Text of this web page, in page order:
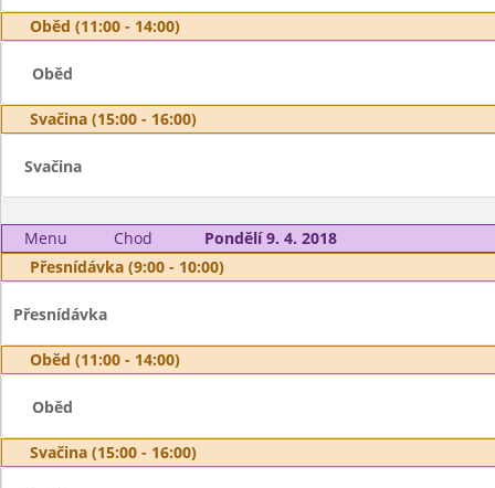
Oběd (11:00 - 14:00)
Oběd
Svačina (15:00 - 16:00)
Svačina
Menu Chod
Pondělí 9. 4. 2018
Přesnídávka (9:00 - 10:00)
Přesnídávka
Oběd (11:00 - 14:00)
Oběd
Svačina (15:00 - 16:00)